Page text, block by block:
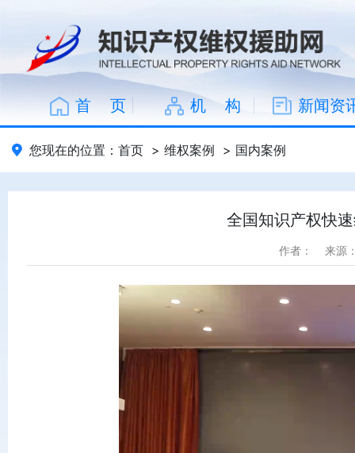
首 页 机 构 新闻资
您现在的位置： 首页 > 维权案例 > 国内案例
全国知识产权快
作者： 来源